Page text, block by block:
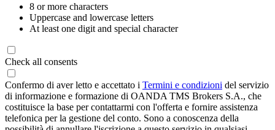
8 or more characters
Uppercase and lowercase letters
At least one digit and special character
Check all consents
Confermo di aver letto e accettato i Termini e condizioni del servizio
di informazione e formazione di OANDA TMS Brokers S.A., che
costituisce la base per contattarmi con l'offerta e fornire assistenza
telefonica per la gestione del conto. Sono a conoscenza della